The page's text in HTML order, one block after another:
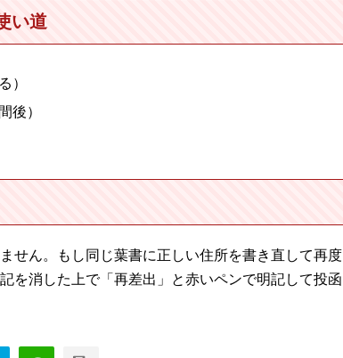
い道
）
後）
せん。もし同じ葉書に正しい住所を書き直して再度
を消した上で「再差出」と赤いペンで明記して投函